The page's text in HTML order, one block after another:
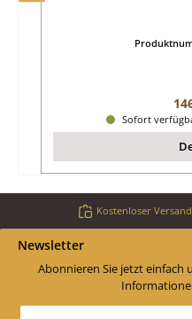
Sofort
Kostenloser
Newsletter
Abonnieren Sie jetzt einfach